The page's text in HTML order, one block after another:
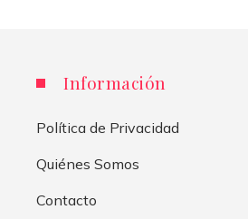
Información
Política de Privacidad
Quiénes Somos
Contacto